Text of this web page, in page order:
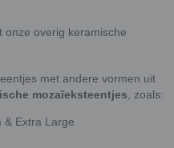
onze overig keramische
met andere vormen uit
mozaïeksteentjes , zoals:
& Extra Large